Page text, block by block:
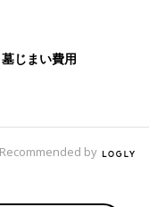
じまい費用
Recommended by